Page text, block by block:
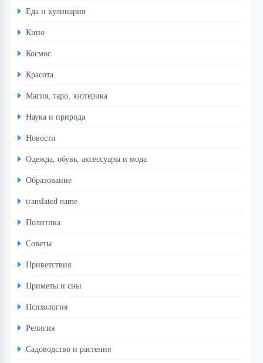
Еда и кулинария
Кино
Космос
Красота
Магия, таро, эзотерика
Наука и природа
Новости
Одежда, обувь, аксессуары и мода
Образование
translated name
Политика
Советы
Приветствия
Приметы и сны
Психология
Религия
Садоводство и растения